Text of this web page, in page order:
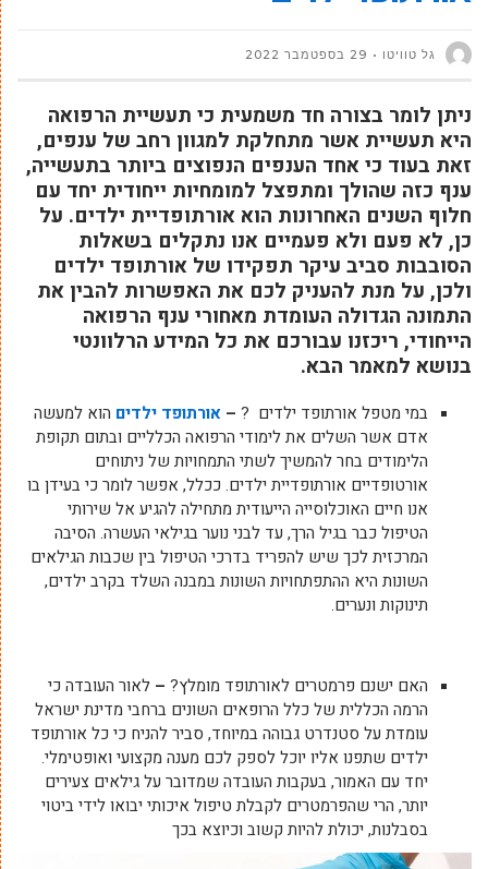
גל טוויטו 29 בספטמבר 2022
ניתן לומר בצורה חד משמעית כי תעשיית הרפואה
היא תעשיית אשר מתחלקת למגוון רחב של ענפים,
זאת בעוד כי אחד הענפים הנפוצים ביותר בתעשייה,
ענף כזה שהולך ומתפצל למומחיות ייחודית יחד עם
חלוף השנים האחרונות הוא אורתופדיית ילדים. על
כן, לא פעם ולא פעמיים אנו נתקלים בשאלות
הסובבות סביב עיקר תפקידו של אורתופד ילדים
ולכן, על מנת להעניק לכם את האפשרות להבין את
התמונה הגדולה העומדת מאחורי ענף הרפואה
הייחודי, ריכזנו עבורכם את כל המידע הרלוונטי
בנושא למאמר הבא.
במי מטפל אורתופד ילדים ? – אורתופד ילדים הוא למעשה
אדם אשר השלים את לימודי הרפואה הכלליים ובתום תקופת
הלימודים בחר להמשיך לשתי התמחויות של ניתוחים
אורטופדיים אורתופדיית ילדים. ככלל, אפשר לומר כי בעידן בו
אנו חיים האוכלוסייה הייעודית מתחילה להגיע אל שירותי
הטיפול כבר בגיל הרך, עד לבני נוער בגילאי העשרה. הסיבה
המרכזית לכך שיש להפריד בדרכי הטיפול בין שכבות הגילאים
השונות היא ההתפתחויות השונות במבנה השלד בקרב ילדים,
תינוקות ונערים.
האם ישנם פרמטרים לאורתופד מומלץ? – לאור העובדה כי
הרמה הכללית של כלל הרופאים השונים ברחבי מדינת ישראל
עומדת על סטנדרט גבוהה במיוחד, סביר להניח כי כל אורתופד
ילדים שתפנו אליו יוכל לספק לכם מענה מקצועי ואופטימלי.
יחד עם האמור, בעקבות העובדה שמדובר על גילאים צעירים
יותר, הרי שהפרמטרים לקבלת טיפול איכותי יבואו לידי ביטוי
בסבלנות, יכולת להיות קשוב וכיוצא בכך